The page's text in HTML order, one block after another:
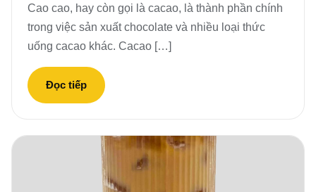
Cao cao, hay còn gọi là cacao, là thành phần chính
trong việc sản xuất chocolate và nhiều loại thức
uống cacao khác. Cacao […]
Đọc tiếp